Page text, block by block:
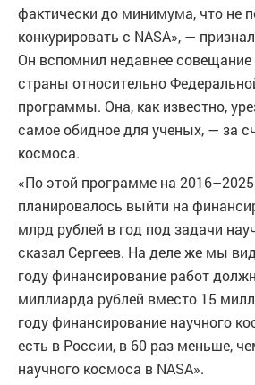
фактически до минимума, что не
конкурировать с NASA», —
Он вспомнил недавнее совещание
страны относительно
программы. Она, как известно,
самое обидное для ученых, — за
космоса.
«По этой программе на
планировалось выйти на
млрд рублей в год под задачи
сказал Сергеев. На деле же мы
году финансирование работ
миллиарда рублей вместо 15
году финансирование научного
есть в России, в 60 раз меньше,
научного космоса в NASA».